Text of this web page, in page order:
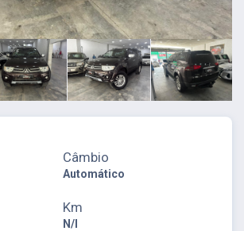
Câmbio
Automático
Km
N/I